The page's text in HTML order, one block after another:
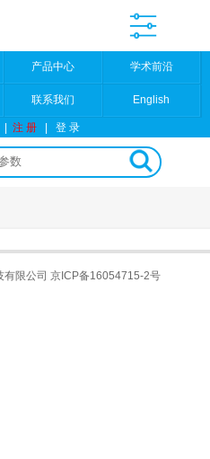
产品中心 学术前沿
联系我们 English
|注 册 |登 录
限公司 京ICP备16054715-2号